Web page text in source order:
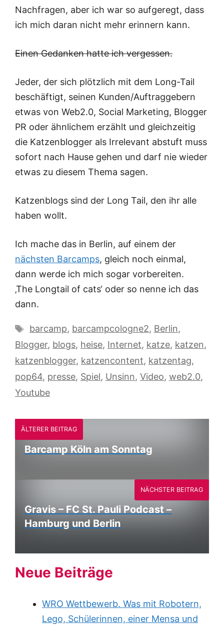
Nachfragen, aber ich war so aufgeregt, dass
ich mich daran nicht mehr erinnern kann.
Einen Gedanken hatte ich vergessen.
Jeder, der sich plötzlich mit dem Long-Tail
beschäftigt, seinen Kunden/Auftraggebern
etwas von Web2.0, Social Marketing, Blogger
PR oder ähnlichem erzählt und gleichzeitig
die Katzenblogger als Irrelevant abstuft muss
sofort nach Hause gehen und darf nie wieder
etwas zu diesem Thema sagen.
Katzenblogs sind der Long Tail, den ihr alle
haben wollt.
Ich mache das in Berlin, auf einem der
nächsten Barcamps, gleich noch einmal,
dann werde ich mich sogar vorbereiten.
‚The Longtail of cats‘ oder so nenne ich das
dann.
Schlagwörter
barcamp, barcampcologne2, Berlin,
Blogger, blogs, heise, Internet, katze, katzen,
katzenblogger, katzencontent, katzentag,
pop64, presse, Spiel, Unsinn, Video, web2.0,
Youtube
ÄLTERER BEITRAG
Barcamp Köln am Sonntag
Gravis – FC St. Pauli Podcast –
Hamburg und Berlin
NÄCHSTER BEITRAG
Neue Beiträge
WRO Wettbewerb. Was mit Robotern,
Lego, Schülerinnen, einer Mensa und